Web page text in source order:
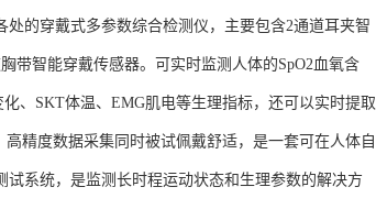
的穿戴式多参数综合检测仪，主要包含2通道耳夹智
带智能穿戴传感器。可实时监测人体的SpO2血氧含
、SKT体温、EMG肌电等生理指标，还可以实时提取
精度数据采集同时被试佩戴舒适，是一套可在人体自
系统，是监测长时程运动状态和生理参数的解决方